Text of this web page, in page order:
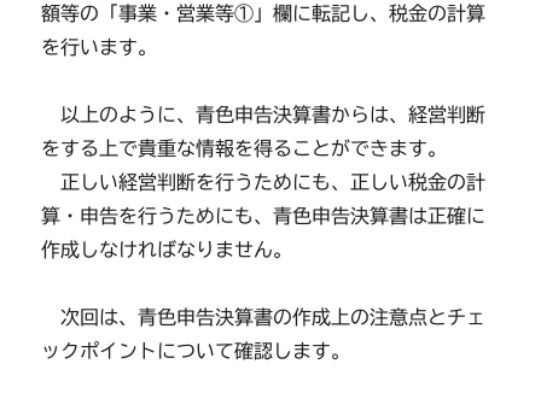
額等の「事業・営業等①」欄に転記し、税金の計算
を行います。
以上のように、青色申告決算書からは、経営判断
をする上で貴重な情報を得ることができます。
正しい経営判断を行うためにも、正しい税金の計
算・申告を行うためにも、青色申告決算書は正確に
作成しなければなりません。
次回は、青色申告決算書の作成上の注意点とチェ
ックポイントについて確認します。